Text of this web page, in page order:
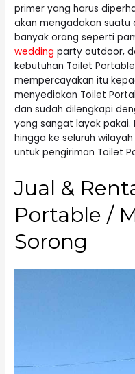
primer yang harus
akan mengadakan
banyak orang seperti
wedding party outdoor,
kebutuhan Toilet
mempercayakan itu
menyediakan Toilet
dan sudah dilengkapi
yang sangat layak pakai.
hingga ke seluruh
untuk pengiriman Toilet
Jual &
Portable /
Sorong